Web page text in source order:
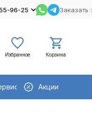
96-25 Заказать
Избранное Корзина
оборудование
Акции